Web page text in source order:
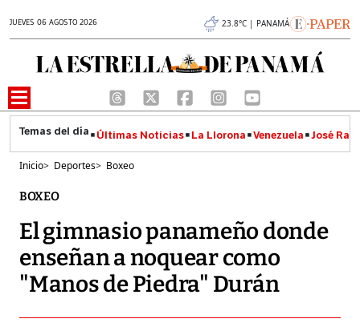
JUEVES 06 AGOSTO 2026 23.8°C | PANAMÁ
Últimas Noticias La Llorona Venezuela José
Inicio> Deportes> Boxeo
BOXEO
El gimnasio panameño donde
enseñan a noquear como
"Manos de Piedra" Durán